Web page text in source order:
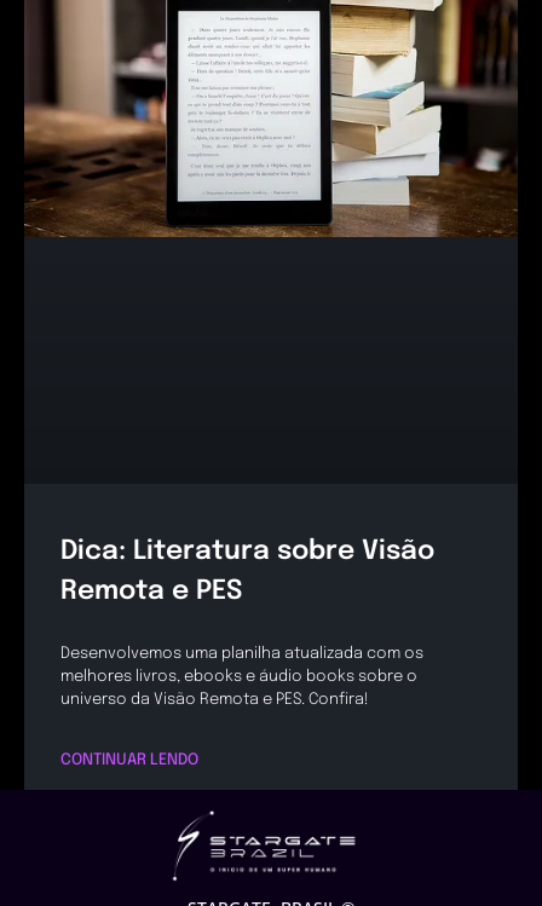
Dica: Literatura sobre Visão
Remota e PES
Desenvolvemos uma planilha atualizada com os
melhores livros, ebooks e áudio books sobre o
universo da Visão Remota e PES. Confira!
CONTINUAR LENDO